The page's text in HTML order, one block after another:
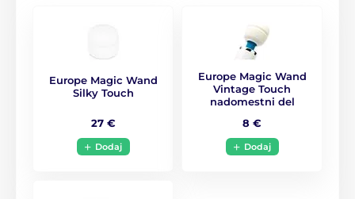
Europe Magic Wand
Silky Touch
27 €
Dodaj
Europe Magic Wand
Vintage Touch
nadomestni del
8 €
Dodaj